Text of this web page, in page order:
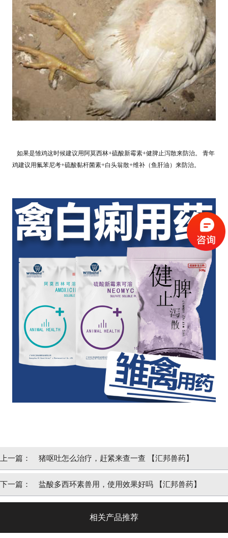
如果是雏鸡这时候建议用阿莫西林+硫酸新霉素+健脾止泻散来防治。 青年
鸡建议用氟苯尼考+硫酸黏杆菌素+白头翁散+维补（鱼肝油）来防治。
上一篇： 猪呕吐怎么治疗，赶紧来查一查 【汇邦兽药】
下一篇： 盐酸多西环素兽用，使用效果好吗 【汇邦兽药】
相关产品推荐